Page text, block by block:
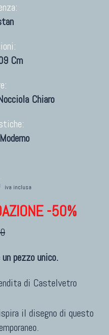
Cm
Chiaro
iva inclusa
-50%
pezzo unico.
di Castelvetro
il disegno di questo